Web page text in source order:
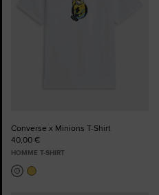
Converse x Minions T-Shirt
40,00 €
HOMME T-SHIRT